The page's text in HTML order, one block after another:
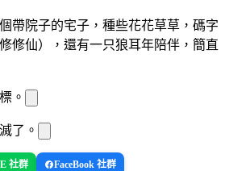
帶院子的宅子，種些花花草草，碼字
修修仙），還有一只狼耳年陪伴，簡直
。
了。
社群 FaceBook 社群